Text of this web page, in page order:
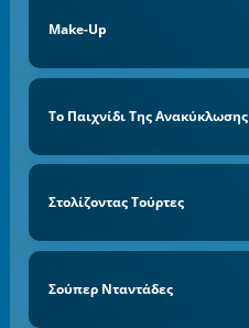
Make-Up
Το Παιχνίδι Της Ανακύκλωσης
Στολίζοντας Τούρτες
Σούπερ Νταντάδες